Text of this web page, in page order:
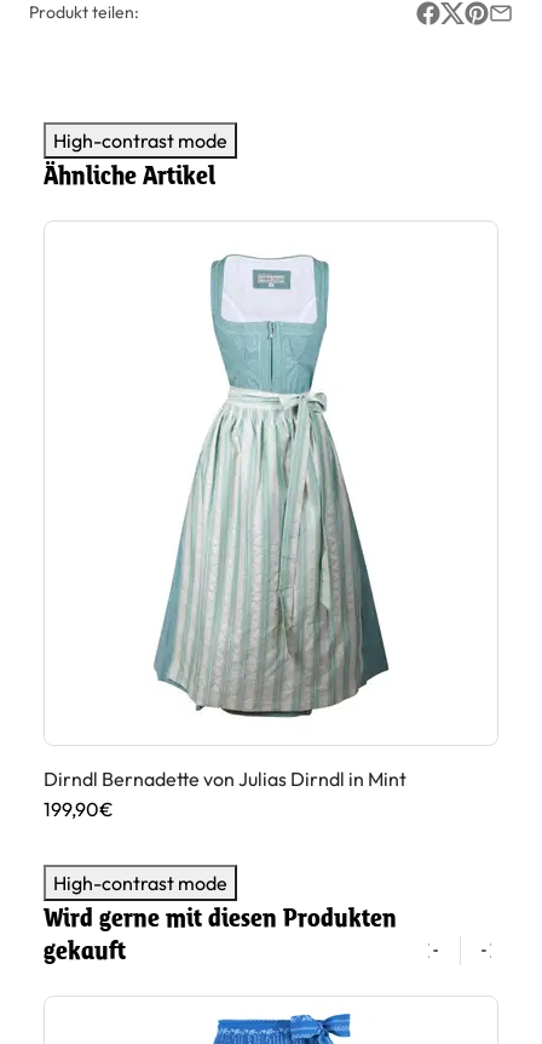
Produkt teilen:
High-contrast mode
Ähnliche Artikel
Dirndl Bernadette von Julias Dirndl in Mint
199,90€
High-contrast mode
Wird gerne mit diesen Produkten
gekauft